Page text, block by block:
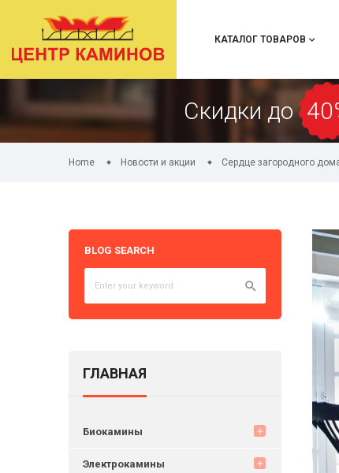
КАТАЛОГ ТОВАРОВ
Скидки до
Home Новости и акции Сердце загородного
BLOG SEARCH

ГЛАВНАЯ
Биокамины add
Электрокамины add